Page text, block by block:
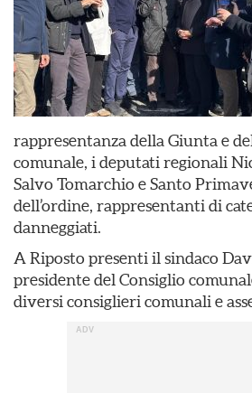
rappresentanza della Giunta e
comunale, i deputati regionali
Salvo Tomarchio e Santo
dell’ordine, rappresentanti di
danneggiati.
A Riposto presenti il sindaco
presidente del Consiglio
diversi consiglieri comunali e